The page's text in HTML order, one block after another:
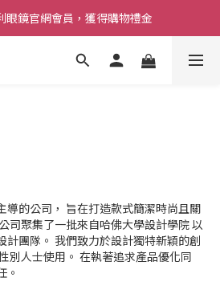
眼鏡官網會員，獲得購物禮金
導的公司， 旨在打造款式簡潔時尚且關
司聚集了一批來自哈佛大學設計學院 以
計團隊。 我們致力於設計獨特新穎的創
別人士使用。 在執著追求產品優化同
。